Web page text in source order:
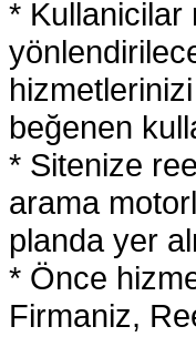
* Kullanicilar
beğenen
* Sitenize
arama
planda yer
* Önce
Firmaniz,